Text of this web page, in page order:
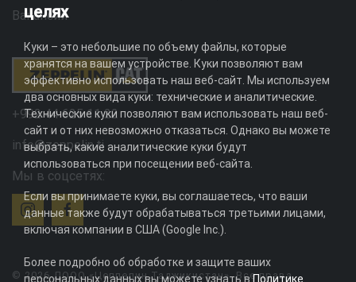
Вакансии
+992 44 625 11 22
info@zeppelin.tj
Мы в соцсетях:
© 2026 ДООО «Цеппелин Таджикистан». Все права
целях
Куки – это небольшие по объему файлы, которые
хранятся на вашем устройстве. Куки позволяют вам
эффективно использовать наш веб-сайт. Мы используем
два основных вида куки: технические и аналитические.
Технические куки позволяют вам использовать наш веб-
сайт и от них невозможно отказаться. Однако вы можете
выбрать, какие аналитические куки будут
использоваться при посещении веб-сайта.
Если вы принимаете куки, вы соглашаетесь, что ваши
данные также будут обрабатываться третьими лицами,
включая компании в США (Google Inc.).
Более подробно об обработке и защите ваших
персональных данных вы можете узнать вПолитике